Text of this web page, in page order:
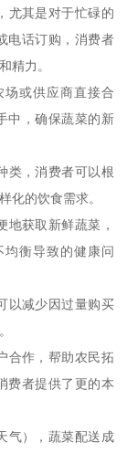
尤其是对于忙碌的
电话订购，消费者
精力。
或供应商直接合
中，确保蔬菜的新
类，消费者可以根
化的饮食需求。
地获取新鲜蔬菜，
衡导致的健康问
以减少因过量购买
合作，帮助农民拓
费者提供了更的本
气），蔬菜配送成